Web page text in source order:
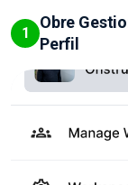
1
Obre
Perfil